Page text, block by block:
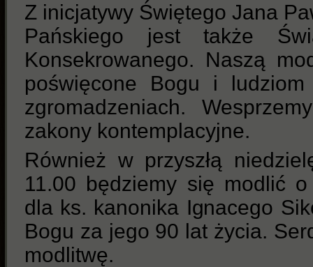
Z inicjatywy Świętego Jana
Pańskiego jest także
Konsekrowanego. Naszą
poświęcone Bogu i
zgromadzeniach.
zakony kontemplacyjne.
Również w przyszłą
11.00 będziemy się modlić o
dla ks. kanonika Ignacego
Bogu za jego 90 lat życia.
modlitwę.